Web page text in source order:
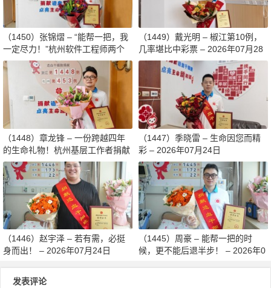
（1450）张锦熠 – “能帮一把，我
一定尽力！”杭州软件工程师两个
月减重13斤赴生命之约 – 2026年0
8月03日
（1449）戴光明 – 椒江第10例，
几率堪比中彩票 – 2026年07月28
日
（1448）章龙锋 – 一份跨越四年
的生命礼物！杭州基层工作者捐献
造血干细胞传递希望 – 2026年07
月27日
（1447）季晓雷 – 生命因您而精
彩 – 2026年07月24日
（1446）赵宇泽 – 若有需，必挺
身而出！ – 2026年07月24日
（1445）周豪 – 能帮一把的时
候，更不能后退半步！ – 2026年0
发表评论